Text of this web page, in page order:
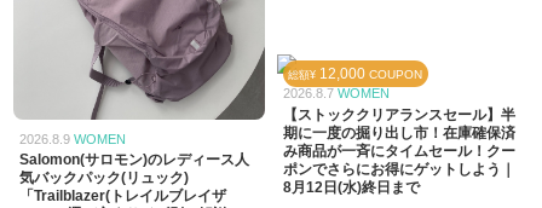
2026.8.9WOMEN
Salomon(サロモン)のレディース人
気バックパック(リュック)
「Trailblazer(トレイルブレイザ
総額¥ 12,000 COUPON
2026.8.7 WOMEN
【ストッククリアランスセール】半
期に一度の掘り出し市！在庫確保済
み商品が一斉にタイムセール！クー
ポンでさらにお得にゲットしよう｜
8月12日(水)終日まで